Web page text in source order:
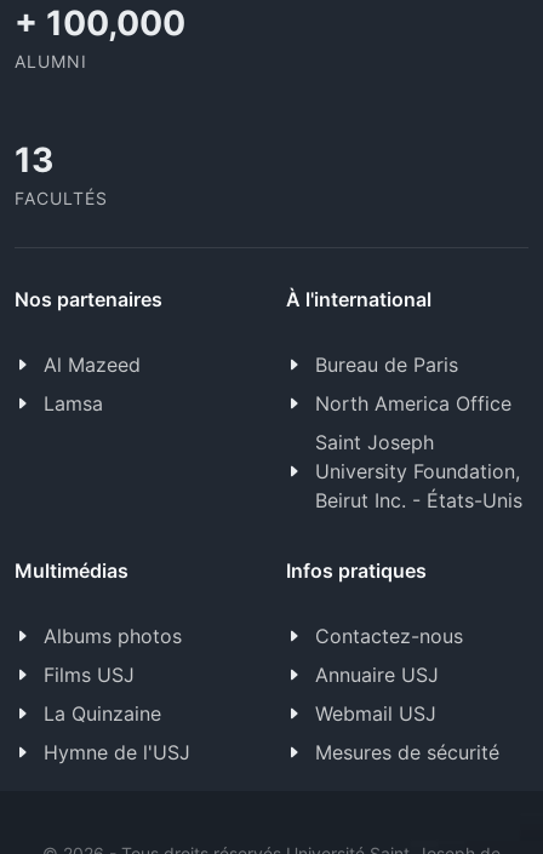
+ 100,000
ALUMNI
13
FACULTÉS
Nos partenaires
Al Mazeed
Lamsa
À l'international
Bureau de Paris
North America Office
Saint Joseph
University Foundation,
Beirut Inc. - États-Unis
Multimédias
Albums photos
Films USJ
La Quinzaine
Hymne de l'USJ
Infos pratiques
Contactez-nous
Annuaire USJ
Webmail USJ
Mesures de sécurité